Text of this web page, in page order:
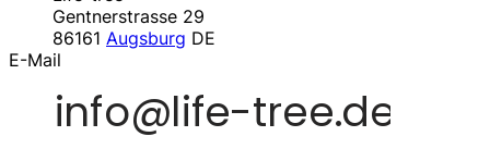
Gentnerstrasse 29
86161 Augsburg DE
E-Mail